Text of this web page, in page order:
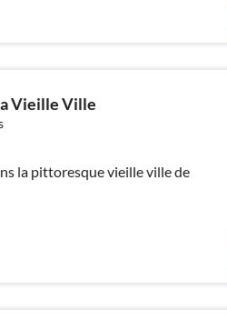
Vieille Ville
la pittoresque vieille ville de